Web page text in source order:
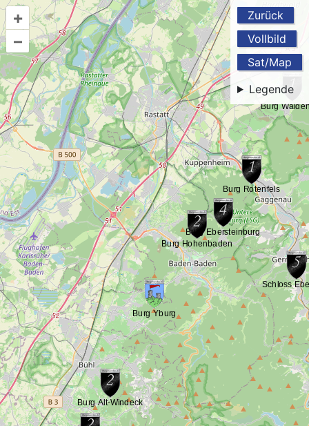
Zurück
Vollbild
Sat/Map
Legende
+
–